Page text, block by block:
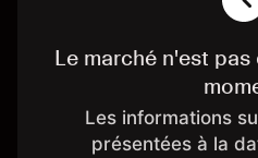
Le marché n'est
Les informations
présentées à la